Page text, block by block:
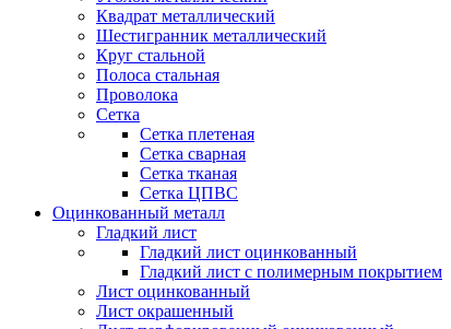
Квадрат металлический
Шестигранник металлический
Круг стальной
Полоса стальная
Проволока
Сетка
Сетка плетеная
Сетка сварная
Сетка тканая
Сетка ЦПВС
Оцинкованный металл
Гладкий лист
Гладкий лист оцинкованный
Гладкий лист с полимерным покрытием
Лист оцинкованный
Лист окрашенный